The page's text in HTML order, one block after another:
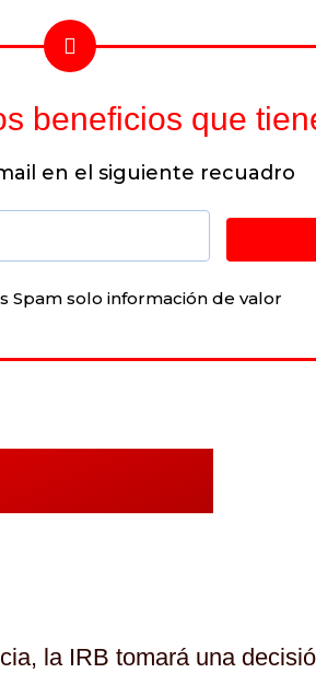
beneficios que
en el siguiente recuadro
Spam solo información de valor
la IRB tomará una